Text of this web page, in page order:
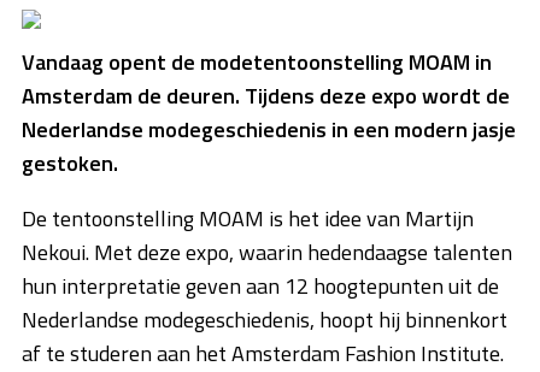
Vandaag opent de modetentoonstelling MOAM in
Amsterdam de deuren. Tijdens deze expo wordt de
Nederlandse modegeschiedenis in een modern jasje
gestoken.
De tentoonstelling MOAM is het idee van Martijn
Nekoui. Met deze expo, waarin hedendaagse talenten
hun interpretatie geven aan 12 hoogtepunten uit de
Nederlandse modegeschiedenis, hoopt hij binnenkort
af te studeren aan het Amsterdam Fashion Institute.